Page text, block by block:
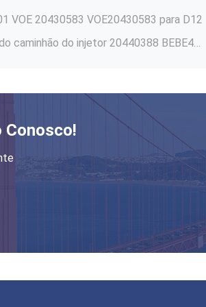
VOE 20430583 VOE20430583 para D12
CAT C7 E324D E325D E329D de HEUI 263-8218 2638218 Cat Fuel Injetor For
HEUI 295-1411 2951411 Cat Fuel Injetor 10R-7225 10R7225 para CAT C7
Injetor BEBE4C11001 3807717 da unidade do combustível diesel para Penta D12 3807717
Conosco!